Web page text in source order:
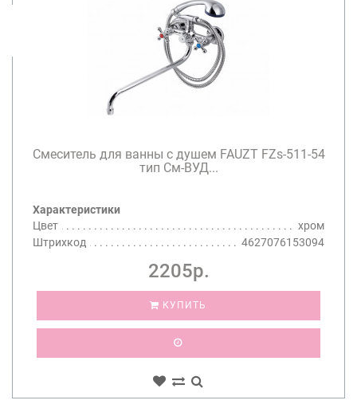
Смеситель для ванны с душем FAUZT FZs-511-54
тип См-ВУД...
Характеристики
Цвет
хром
Штрихкод
4627076153094
2205р.
КУПИТЬ